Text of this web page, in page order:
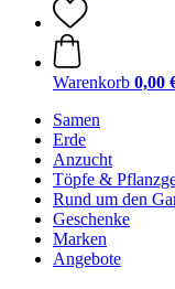
Warenkorb 0,00
Samen
Erde
Anzucht
Töpfe &
Rund um den
Geschenke
Marken
Angebote